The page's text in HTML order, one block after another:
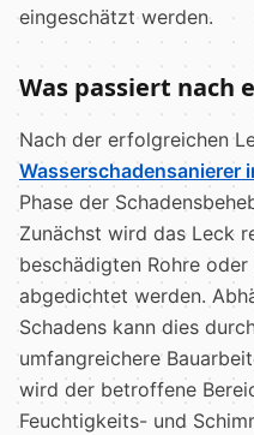
eingeschätzt werden.
Was passiert nach
Nach der erfolgreichen
Wasserschadensanierer
Phase der
Zunächst wird das Leck
beschädigten Rohre
abgedichtet werden.
Schadens kann dies
umfangreichere
wird der betroffene
Feuchtigkeits- und